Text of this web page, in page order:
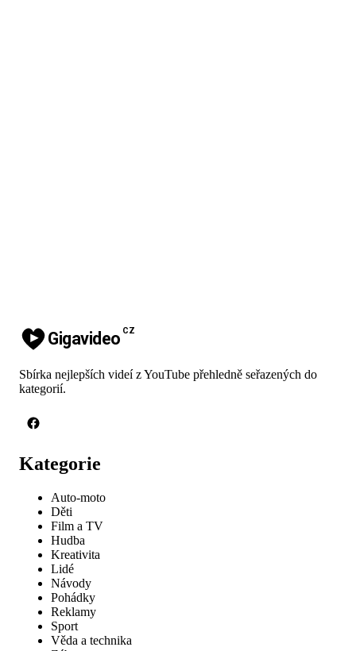
Gigavideo CZ
Sbírka nejlepších videí z YouTube přehledně seřazených do
kategorií.
Kategorie
Auto-moto
Děti
Film a TV
Hudba
Kreativita
Lidé
Návody
Pohádky
Reklamy
Sport
Věda a technika